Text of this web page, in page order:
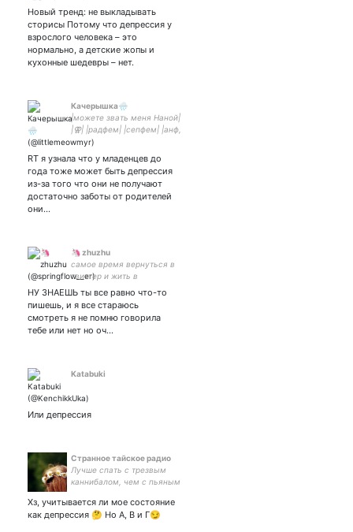
Новый тренд: не выкладывать
сторисы Потому что депрессия у
взрослого человека – это
нормально, а детские жопы и
кухонные шедевры – нет.
Качерышка🌧️
|можете звать меня Наной|
|⚢| |радфем| |сепфем| |анф,
а не сб| |индикаторы тона
белладонна| |зависть и
стресс| |моя гфшка
RT я узнала что у младенцев до
года тоже может быть депрессия
из-за того что они не получают
достаточно заботы от родителей
они…
🦄 zhuzhu
самое время вернуться в
твиттер и жить в
сюрреалистичном мире в
котором я постоянно пощу
что-то с Ван Ибо (с)
НУ ЗНАЕШЬ ты все равно что-то
пишешь, и я все стараюсь
смотреть я не помню говорила
тебе или нет но оч…
Katabuki
Или депрессия
Странное тайское радио
Лучше спать с трезвым
каннибалом, чем с пьяным
Хз, учитывается ли мое состояние
как депрессия 🤔 Но А, В и Г😏